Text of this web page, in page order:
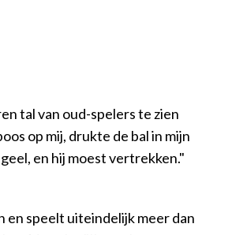
tal van oud-spelers te zien
op mij, drukte de bal in mijn
en hij moest vertrekken."
en speelt uiteindelijk meer dan